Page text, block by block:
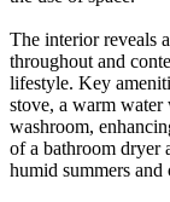
The interior reveals
throughout and
lifestyle. Key
stove, a warm water
washroom,
of a bathroom dryer
humid summers